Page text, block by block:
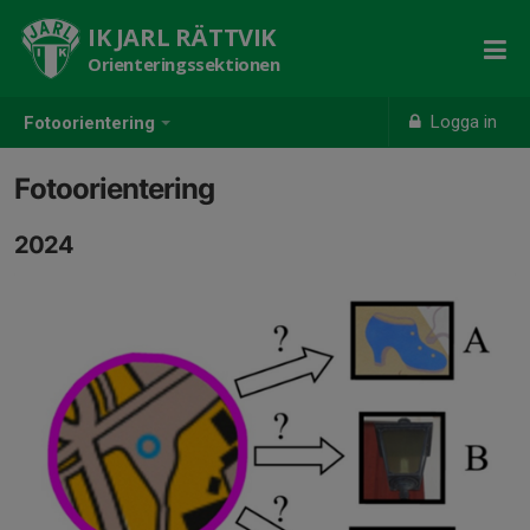
Fotoorientering Logga in
IK JARL RÄTTVIK
Orienteringssektionen
Fotoorientering
2024